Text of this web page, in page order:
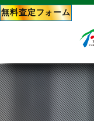
無料査定フォーム